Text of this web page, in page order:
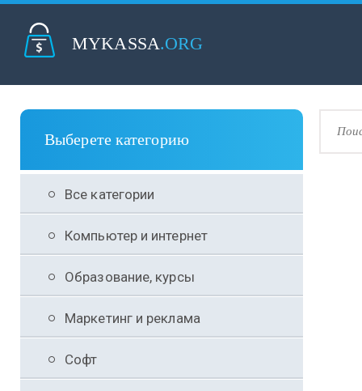
MYKASSA.ORG
Выберете категорию
Все категории
Компьютер и интернет
Образование, курсы
Маркетинг и реклама
Софт